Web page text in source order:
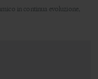
in continua evoluzione,